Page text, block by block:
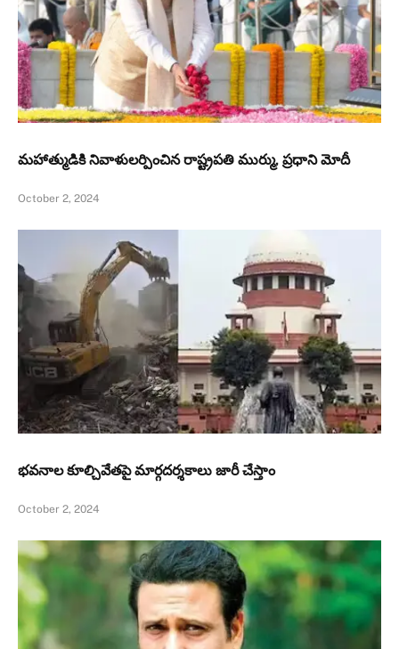
మహాత్ముడికి నివాళులర్పించిన రాష్ట్రపతి ముర్ము, ప్రధాని మోదీ
October 2, 2024
భవనాల కూల్చివేతపై మార్గదర్శకాలు జారీ చేస్తాం
October 2, 2024